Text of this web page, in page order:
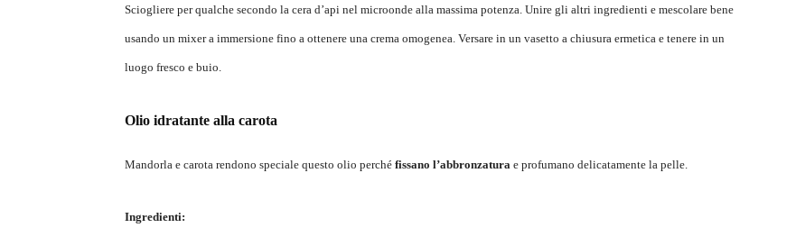
Sciogliere per qualche secondo la cera d’api nel microonde alla massima potenza. Unire gli altri ingredienti e mescolare bene
usando un mixer a immersione fino a ottenere una crema omogenea. Versare in un vasetto a chiusura ermetica e tenere in un
luogo fresco e buio.
Olio idratante alla carota
Mandorla e carota rendono speciale questo olio perché fissano l’abbronzatura e profumano delicatamente la pelle.
Ingredienti: